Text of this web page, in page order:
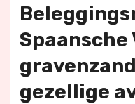
Spaansche
gezellige